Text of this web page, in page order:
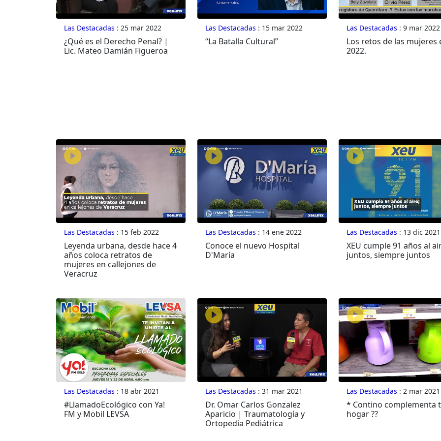
Las Destacadas : 25 mar 2022
¿Qué es el Derecho Penal? |
Lic. Mateo Damián Figueroa
Las Destacadas : 15 mar 2022
“La Batalla Cultural”
Las Destacadas : 9 mar 2022
Los retos de las mujeres
2022.
Las Destacadas : 15 feb 2022
Leyenda urbana, desde hace 4
años coloca retratos de
mujeres en callejones de
Veracruz
Las Destacadas : 14 ene 2022
Conoce el nuevo Hospital
D'María
Las Destacadas : 13 dic 2021
XEU cumple 91 años al
juntos, siempre juntos
Las Destacadas : 18 abr 2021
#LlamadoEcológico con Ya!
FM y Mobil LEVSA
Las Destacadas : 31 mar 2021
Dr. Omar Carlos Gonzalez
Aparicio | Traumatología y
Ortopedia Pediátrica
Las Destacadas : 2 mar 2021
* Contino complementa
hogar ??